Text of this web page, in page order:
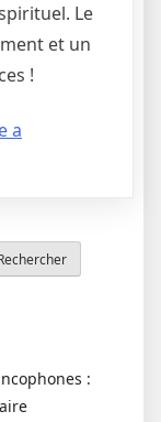
Le
et un
!
a
: